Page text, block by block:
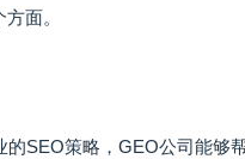
面。
的SEO策略，GEO公司能